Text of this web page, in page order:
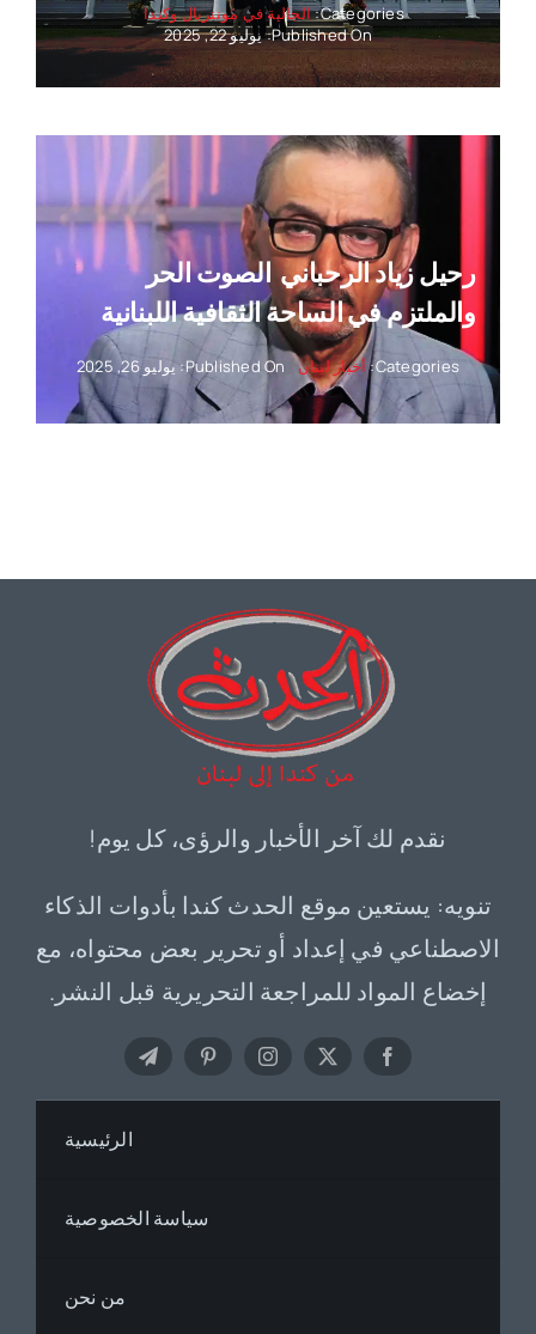
Categories: الجالية في مونتريال وكندا
Published On: يوليو 22, 2025
رحيل زياد الرحباني ‏ الصوت الحر
والملتزم في الساحة الثقافية اللبنانية
Categories: أخبار لبنان Published On: يوليو 26, 2025
نقدم لك آخر الأخبار والرؤى، كل يوم!
تنويه: يستعين موقع الحدث كندا بأدوات الذكاء
الاصطناعي في إعداد أو تحرير بعض محتواه، مع
إخضاع المواد للمراجعة التحريرية قبل النشر.
الرئيسية
سياسة الخصوصية
من نحن